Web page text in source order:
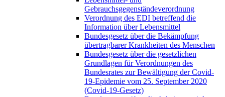
Gebrauchsgegenständeverordnung
Verordnung des EDI betreffend die
Information über Lebensmittel
Bundesgesetz über die Bekämpfung
übertragbarer Krankheiten des Menschen
Bundesgesetz über die gesetzlichen
Grundlagen für Verordnungen des
Bundesrates zur Bewältigung der Covid-
19-Epidemie vom 25. September 2020
(Covid-19-Gesetz)